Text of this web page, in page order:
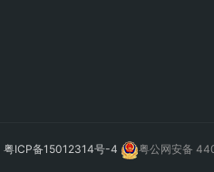
粤ICP备15012314号-4 粤公网安备